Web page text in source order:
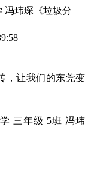
冯玮琛《垃圾分
，让我们的东莞变
三年级 5班 冯玮